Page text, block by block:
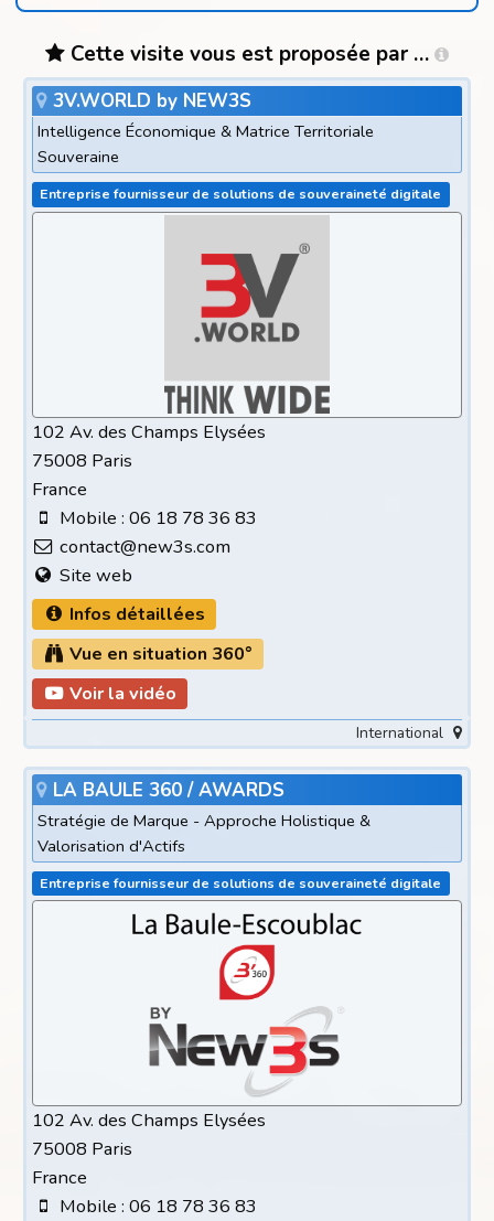
Cette visite vous est proposée par …
3V.WORLD by NEW3S
Intelligence Économique & Matrice Territoriale
Souveraine
Entreprise fournisseur de solutions de souveraineté digitale
102 Av. des Champs Elysées
75008 Paris
France
Mobile : 06 18 78 36 83
contact@new3s.com
Site web
Infos détaillées
Vue en situation 360°
Voir la vidéo
International
LA BAULE 360 / AWARDS
Stratégie de Marque - Approche Holistique &
Valorisation d'Actifs
Entreprise fournisseur de solutions de souveraineté digitale
102 Av. des Champs Elysées
75008 Paris
France
Mobile : 06 18 78 36 83